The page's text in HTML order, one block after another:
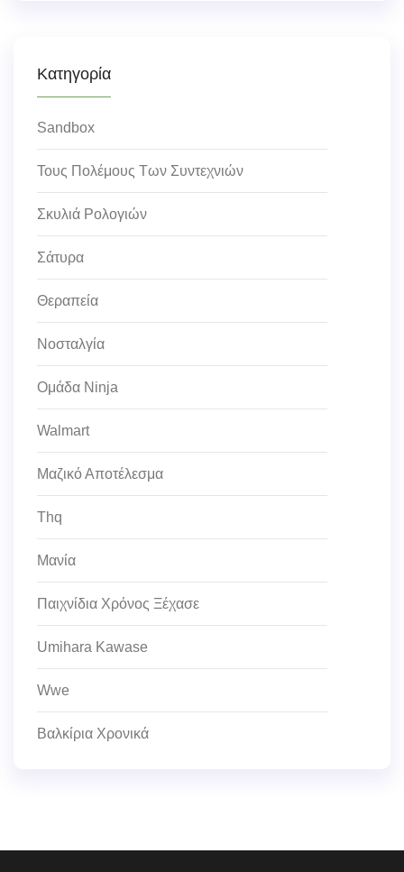
Κατηγορία
Sandbox
Τους Πολέμους Των Συντεχνιών
Σκυλιά Ρολογιών
Σάτυρα
Θεραπεία
Νοσταλγία
Ομάδα Ninja
Walmart
Μαζικό Αποτέλεσμα
Thq
Μανία
Παιχνίδια Χρόνος Ξέχασε
Umihara Kawase
Wwe
Βαλκίρια Χρονικά